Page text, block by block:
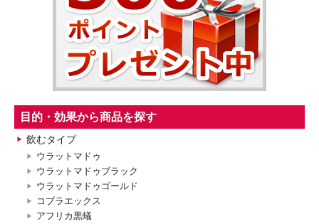
目的・効果から商品を探す
飲むタイプ
ウラットマドゥ
ウラットマドゥブラック
ウラットマドゥゴールド
コブラエックス
アフリカ黒蟻